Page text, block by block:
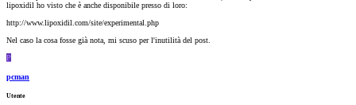
lipoxidil ho visto che è anche disponibile presso di loro:
http://www.lipoxidil.com/site/experimental.php
Nel caso la cosa fosse già nota, mi scuso per l'inutilità del post.
P
pcman
Utente